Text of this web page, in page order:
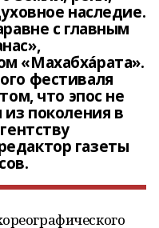
наследие.
с главным
«Махабха́рата».
фестиваля
что эпос не
из поколения в
газеты